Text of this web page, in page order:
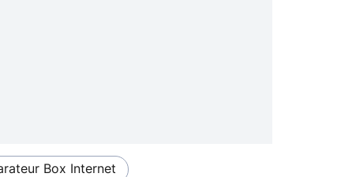
Box Internet